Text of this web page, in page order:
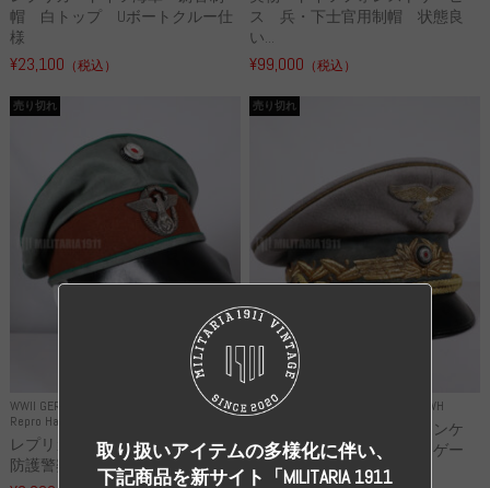
帽 白トップ Uボートクルー仕
様
¥23,100 （税込）
ス 兵・下士官用制帽 状態良
い...
¥99,000 （税込）
WWII GERMANY
Repro Hat and Cap Police and other
売り切れ
レプリカ ドイツ秩序警察 都市
防護警察 クラッシュキャップ...
WWII GERMANY Repro Uniforms WH
売り切れ
レプリカ ミヒャエル・ヤンケ
製 国家元帥 ヘルマン・ゲー
リ...
取り扱いアイテムの多様化に伴い、
下記商品を新サイト「MILITARIA 1911